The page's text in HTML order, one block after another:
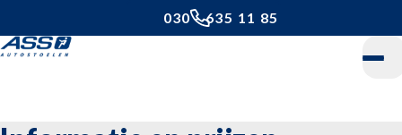
030 - 635 11 85